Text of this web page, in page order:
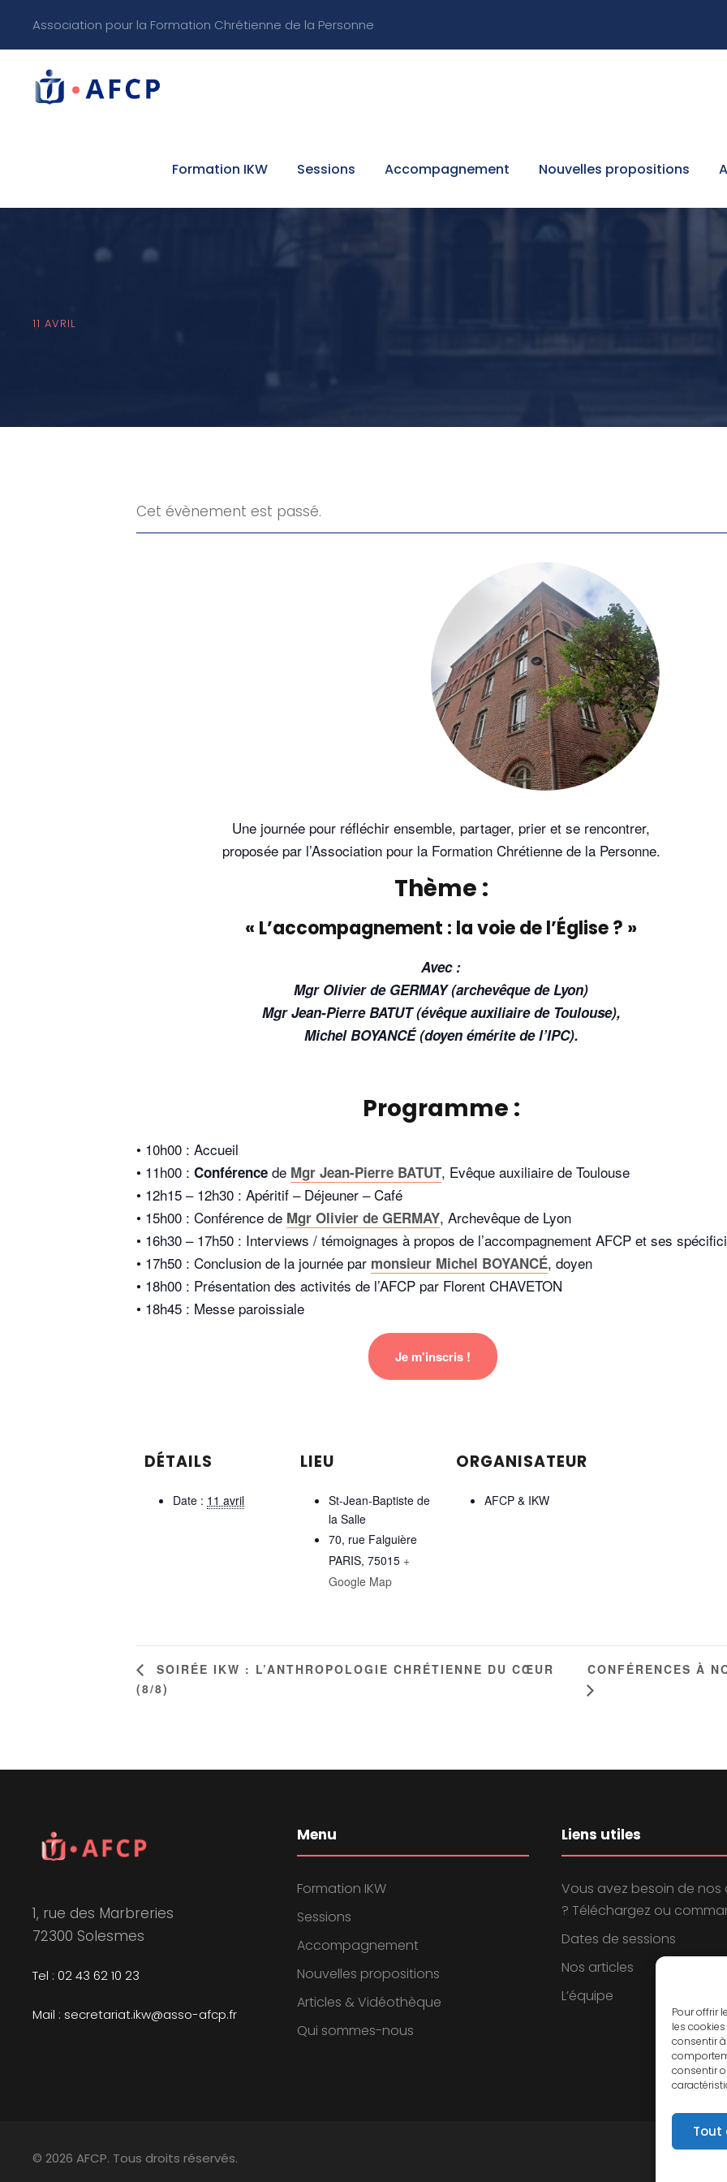
Pour offrir
les
consentir
consentir
Tout
Association pour la Formation Chrétienne de la Personne
Formation IKW Sessions Accompagnement Nouvelles propositions
11 AVRIL
Cet évènement est passé.
Une journée pour réfléchir ensemble, partager, prier et se rencontrer,
proposée par l’Association pour la Formation Chrétienne de la Personne.
Thème :
« L’accompagnement : la voie de l’Église ? »
Avec :
Mgr Olivier de GERMAY (archevêque de Lyon)
Mgr Jean-Pierre BATUT (évêque auxiliaire de Toulouse),
Michel BOYANCÉ (doyen émérite de l’IPC).
Programme :
• 10h00 : Accueil
• 11h00 : Conférence de Mgr Jean-Pierre BATUT, Evêque auxiliaire de Toulouse
• 12h15 – 12h30 : Apéritif – Déjeuner – Café
• 15h00 : Conférence de Mgr Olivier de GERMAY, Archevêque de Lyon
• 16h30 – 17h50 : Interviews / témoignages à propos de l’accompagnement AFCP et ses
• 17h50 : Conclusion de la journée par monsieur Michel BOYANCÉ, doyen
• 18h00 : Présentation des activités de l’AFCP par Florent CHAVETON
• 18h45 : Messe paroissiale
Je m'inscris !
DÉTAILS
Date : 11 avril
LIEU
St-Jean-Baptiste de
la Salle
70, rue Falguière
PARIS, 75015 +
Google Map
ORGANISATEUR
AFCP & IKW
SOIRÉE IKW : L’ANTHROPOLOGIE CHRÉTIENNE DU CŒUR
(8/8)
CONFÉRENCES À
1, rue des Marbreries
72300 Solesmes
Tel : 02 43 62 10 23
Mail : secretariat.ikw@asso-afcp.fr
Menu
Formation IKW
Sessions
Accompagnement
Nouvelles propositions
Articles & Vidéothèque
Qui sommes-nous
Liens utiles
Vous avez besoin de nos
? Téléchargez ou
Dates de sessions
Nos articles
L’équipe
© 2026 AFCP. Tous droits réservés.